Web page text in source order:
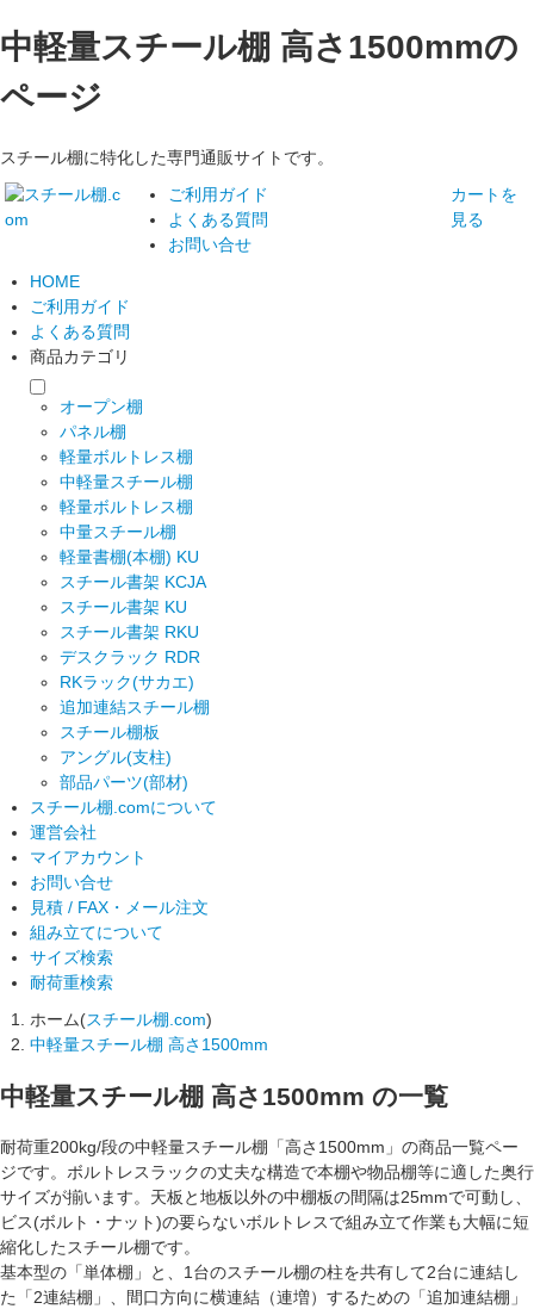
中軽量スチール棚 高さ1500mmの
ページ
スチール棚に特化した専門通販サイトです。
ご利用ガイド
よくある質問
お問い合せ
カートを
見る
HOME
ご利用ガイド
よくある質問
商品カテゴリ
オープン棚
パネル棚
軽量ボルトレス棚
中軽量スチール棚
軽量ボルトレス棚
中量スチール棚
軽量書棚(本棚) KU
スチール書架 KCJA
スチール書架 KU
スチール書架 RKU
デスクラック RDR
RKラック(サカエ)
追加連結スチール棚
スチール棚板
アングル(支柱)
部品パーツ(部材)
スチール棚.comについて
運営会社
マイアカウント
お問い合せ
見積 / FAX・メール注文
組み立てについて
サイズ検索
耐荷重検索
ホーム(スチール棚.com)
中軽量スチール棚 高さ1500mm
中軽量スチール棚 高さ1500mm の一覧
耐荷重200kg/段の中軽量スチール棚「高さ1500mm 」の商品一覧ペー
ジです。ボルトレスラックの丈夫な構造で本棚や物品棚等に適した奥行
サイズが揃います。天板と地板以外の中棚板の間隔は25mmで可動し、
ビス(ボルト・ナット)の要らないボルトレスで組み立て作業も大幅に短
縮化したスチール棚です。
基本型の「単体棚 」と、1台のスチール棚の柱を共有して2台に連結し
た「2連結棚 」、間口方向に横連結（連増）するための「追加連結棚 」